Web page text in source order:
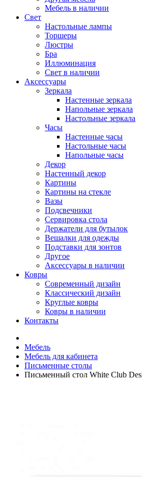
Мебель в наличии
Свет
Настольные лампы
Торшеры
Люстры
Бра
Иллюминация
Свет в наличии
Аксессуары
Зеркала
Настенные зеркала
Напольные зеркала
Настольные зеркала
Часы
Настенные часы
Настольные часы
Напольные часы
Декор
Настенный декор
Картины
Картины на стекле
Вазы
Подсвечники
Сервировка стола
Держатели для бутылок
Вешалки для одежды
Подставки для зонтов
Другое
Аксессуары в наличии
Ковры
Современный дизайн
Классический дизайн
Круглые ковры
Ковры в наличии
Контакты
Мебель
Мебель для кабинета
Письменные столы
Письменный стол White Club